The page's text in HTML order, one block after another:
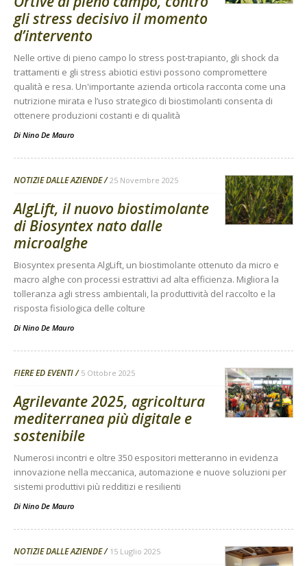
gli stress decisivo il momento
d’intervento
Nelle ortive di pieno campo lo stress post-trapianto, gli shock da
trattamenti e gli stress abiotici estivi possono compromettere
qualità e resa. Un'importante azienda orticola racconta come una
nutrizione mirata e l’uso strategico di biostimolanti consenta di
ottenere produzioni costanti e di qualità
Di Nino De Mauro
NOTIZIE DALLE AZIENDE 25 Novembre 2025
AlgLift, il nuovo biostimolante
di Biosyntex nato dalle
microalghe
Biosyntex presenta AlgLift, un biostimolante ottenuto da micro e
macro alghe con processi estrattivi ad alta efficienza. Migliora la
tolleranza agli stress ambientali, la produttività del raccolto e la
risposta fisiologica delle colture
Di Nino De Mauro
FIERE ED EVENTI 5 Ottobre 2025
Agrilevante 2025, agricoltura
mediterranea più digitale e
sostenibile
Numerosi incontri e oltre 350 espositori metteranno in evidenza
innovazione nella meccanica, automazione e nuove soluzioni per
sistemi produttivi più redditizi e resilienti
Di Nino De Mauro
NOTIZIE DALLE AZIENDE 15 Luglio 2025